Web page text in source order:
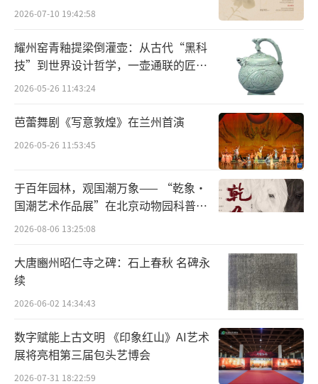
新华社记者郎兵兵摄 （责任编辑：0948）
2026-07-10 19:42:58
耀州窑青釉提梁倒灌壶：从古代“黑科
技”到世界设计哲学，一壶通联的匠心
宇宙
2026-05-26 11:43:24
芭蕾舞剧《写意敦煌》在兰州首演
2026-05-26 11:53:45
于百年园林，观国潮万象—— “乾象·
国潮艺术作品展”在北京动物园科普馆
机动展厅开展
2026-08-06 13:25:08
大唐豳州昭仁寺之碑：石上春秋 名碑永
续
2026-06-02 14:34:43
数字赋能上古文明 《印象红山》AI艺术
展将亮相第三届包头艺博会
2026-07-31 18:22:59